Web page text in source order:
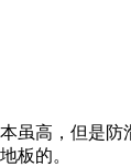
高，但是
板的。